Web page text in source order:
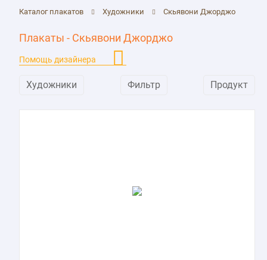
Каталог плакатов Художники Скьявони Джорджо
Плакаты - Скьявони Джорджо
Помощь дизайнера
Художники Фильтр Продукт